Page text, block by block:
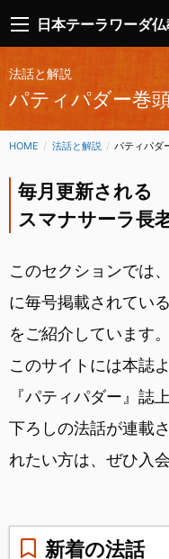
日本テーラワーダ
法話と解説
パティパダー巻
HOME 法話と解説 CURRENT:
パティパダ
毎月更新される
スマナサーラ長
このセクションでは
に毎号掲載されてい
をご紹介しています。
このサイトには本誌
『パティパダー』誌
下ろしの法話が連載
れたい方は、ぜひ入
新着の法話